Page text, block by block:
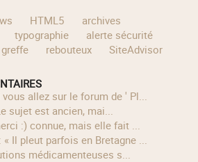
HTML5
archives
typographie
alerte sécurité
greffe rebouteux SiteAdvisor
allez sur le forum de ' Pl...
sujet est ancien, mai...
:) connue, mais elle fait ...
« Il pleut parfois en Bretagne ...
médicamenteuses s...